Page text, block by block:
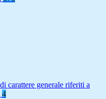
carattere generale riferiti a
4